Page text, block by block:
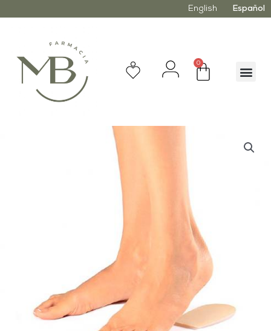
English Español
0